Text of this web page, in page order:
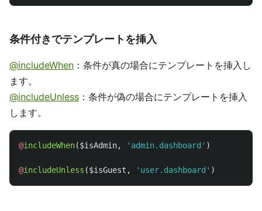
条件付きでテンプレートを挿入
@includeWhen ：条件が真の場合にテンプレートを挿入し
ます。
@includeUnless ：条件が偽の場合にテンプレートを挿入
します。
@includeWhen($isAdmin, 'admin.dashboard' )
@includeUnless ($isGuest , 'user.dashboard' )